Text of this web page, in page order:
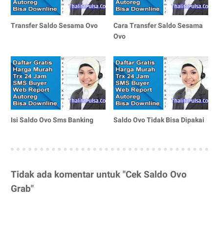
Transfer Saldo Sesama Ovo
Cara Transfer Saldo Sesama
Ovo
Isi Saldo Ovo Sms Banking Saldo Ovo Tidak Bisa Dipakai
Tidak ada komentar untuk "Cek Saldo Ovo
Grab"